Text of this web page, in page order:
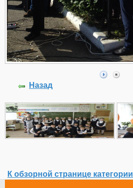
Назад
К обзорной странице категории